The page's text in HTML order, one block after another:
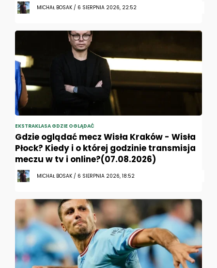
MICHAŁ BOSAK / 6 SIERPNIA 2026, 22:52
EKSTRAKLASA GDZIE OGLĄDAĆ
Gdzie oglądać mecz Wisła Kraków - Wisła
Płock? Kiedy i o której godzinie transmisja
meczu w tv i online?(07.08.2026)
MICHAŁ BOSAK / 6 SIERPNIA 2026, 18:52